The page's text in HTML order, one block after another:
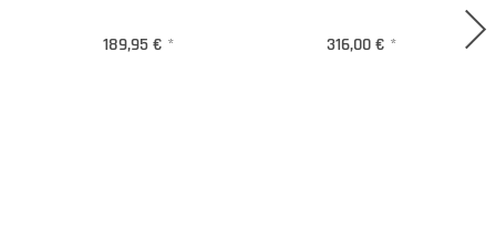
189,95 € * 316,00 € *